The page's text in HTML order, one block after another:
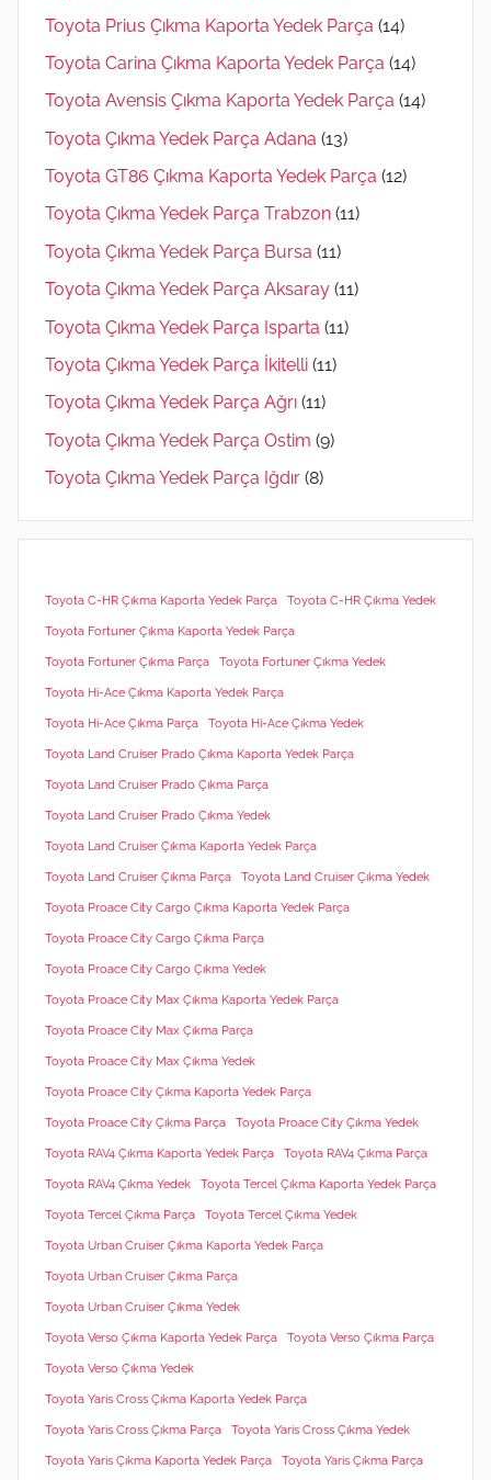
Toyota Prius Çıkma Kaporta Yedek Parça (14)
Toyota Carina Çıkma Kaporta Yedek Parça (14)
Toyota Avensis Çıkma Kaporta Yedek Parça (14)
Toyota Çıkma Yedek Parça Adana (13)
Toyota GT86 Çıkma Kaporta Yedek Parça (12)
Toyota Çıkma Yedek Parça Trabzon (11)
Toyota Çıkma Yedek Parça Bursa (11)
Toyota Çıkma Yedek Parça Aksaray (11)
Toyota Çıkma Yedek Parça Isparta (11)
Toyota Çıkma Yedek Parça İkitelli (11)
Toyota Çıkma Yedek Parça Ağrı (11)
Toyota Çıkma Yedek Parça Ostim (9)
Toyota Çıkma Yedek Parça Iğdır (8)
Toyota C-HR Çıkma Kaporta Yedek Parça Toyota C-HR Çıkma Yedek
Toyota Fortuner Çıkma Kaporta Yedek Parça
Toyota Fortuner Çıkma Parça Toyota Fortuner Çıkma Yedek
Toyota Hi-Ace Çıkma Kaporta Yedek Parça
Toyota Hi-Ace Çıkma Parça Toyota Hi-Ace Çıkma Yedek
Toyota Land Cruiser Prado Çıkma Kaporta Yedek Parça
Toyota Land Cruiser Prado Çıkma Parça
Toyota Land Cruiser Prado Çıkma Yedek
Toyota Land Cruiser Çıkma Kaporta Yedek Parça
Toyota Land Cruiser Çıkma Parça Toyota Land Cruiser Çıkma Yedek
Toyota Proace City Cargo Çıkma Kaporta Yedek Parça
Toyota Proace City Cargo Çıkma Parça
Toyota Proace City Cargo Çıkma Yedek
Toyota Proace City Max Çıkma Kaporta Yedek Parça
Toyota Proace City Max Çıkma Parça
Toyota Proace City Max Çıkma Yedek
Toyota Proace City Çıkma Kaporta Yedek Parça
Toyota Proace City Çıkma Parça Toyota Proace City Çıkma Yedek
Toyota RAV4 Çıkma Kaporta Yedek Parça Toyota RAV4 Çıkma Parça
Toyota RAV4 Çıkma Yedek Toyota Tercel Çıkma Kaporta Yedek Parça
Toyota Tercel Çıkma Parça Toyota Tercel Çıkma Yedek
Toyota Urban Cruiser Çıkma Kaporta Yedek Parça
Toyota Urban Cruiser Çıkma Parça
Toyota Urban Cruiser Çıkma Yedek
Toyota Verso Çıkma Kaporta Yedek Parça Toyota Verso Çıkma Parça
Toyota Verso Çıkma Yedek
Toyota Yaris Cross Çıkma Kaporta Yedek Parça
Toyota Yaris Cross Çıkma Parça Toyota Yaris Cross Çıkma Yedek
Toyota Yaris Çıkma Kaporta Yedek Parça Toyota Yaris Çıkma Parça